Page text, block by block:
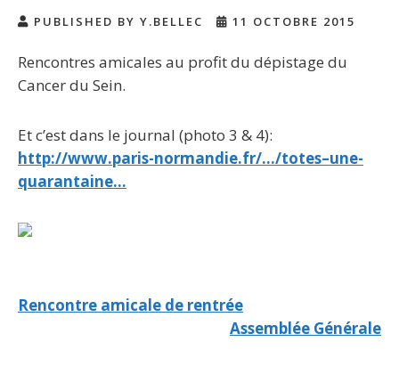
PUBLISHED BY Y.BELLEC 11 OCTOBRE 2015
Rencontres amicales au profit du dépistage du
Cancer du Sein.
Et c’est dans le journal (photo 3 & 4):
http://www.paris-normandie.fr/…/totes–une-
quarantaine…
Rencontre amicale de rentrée
Assemblée Générale